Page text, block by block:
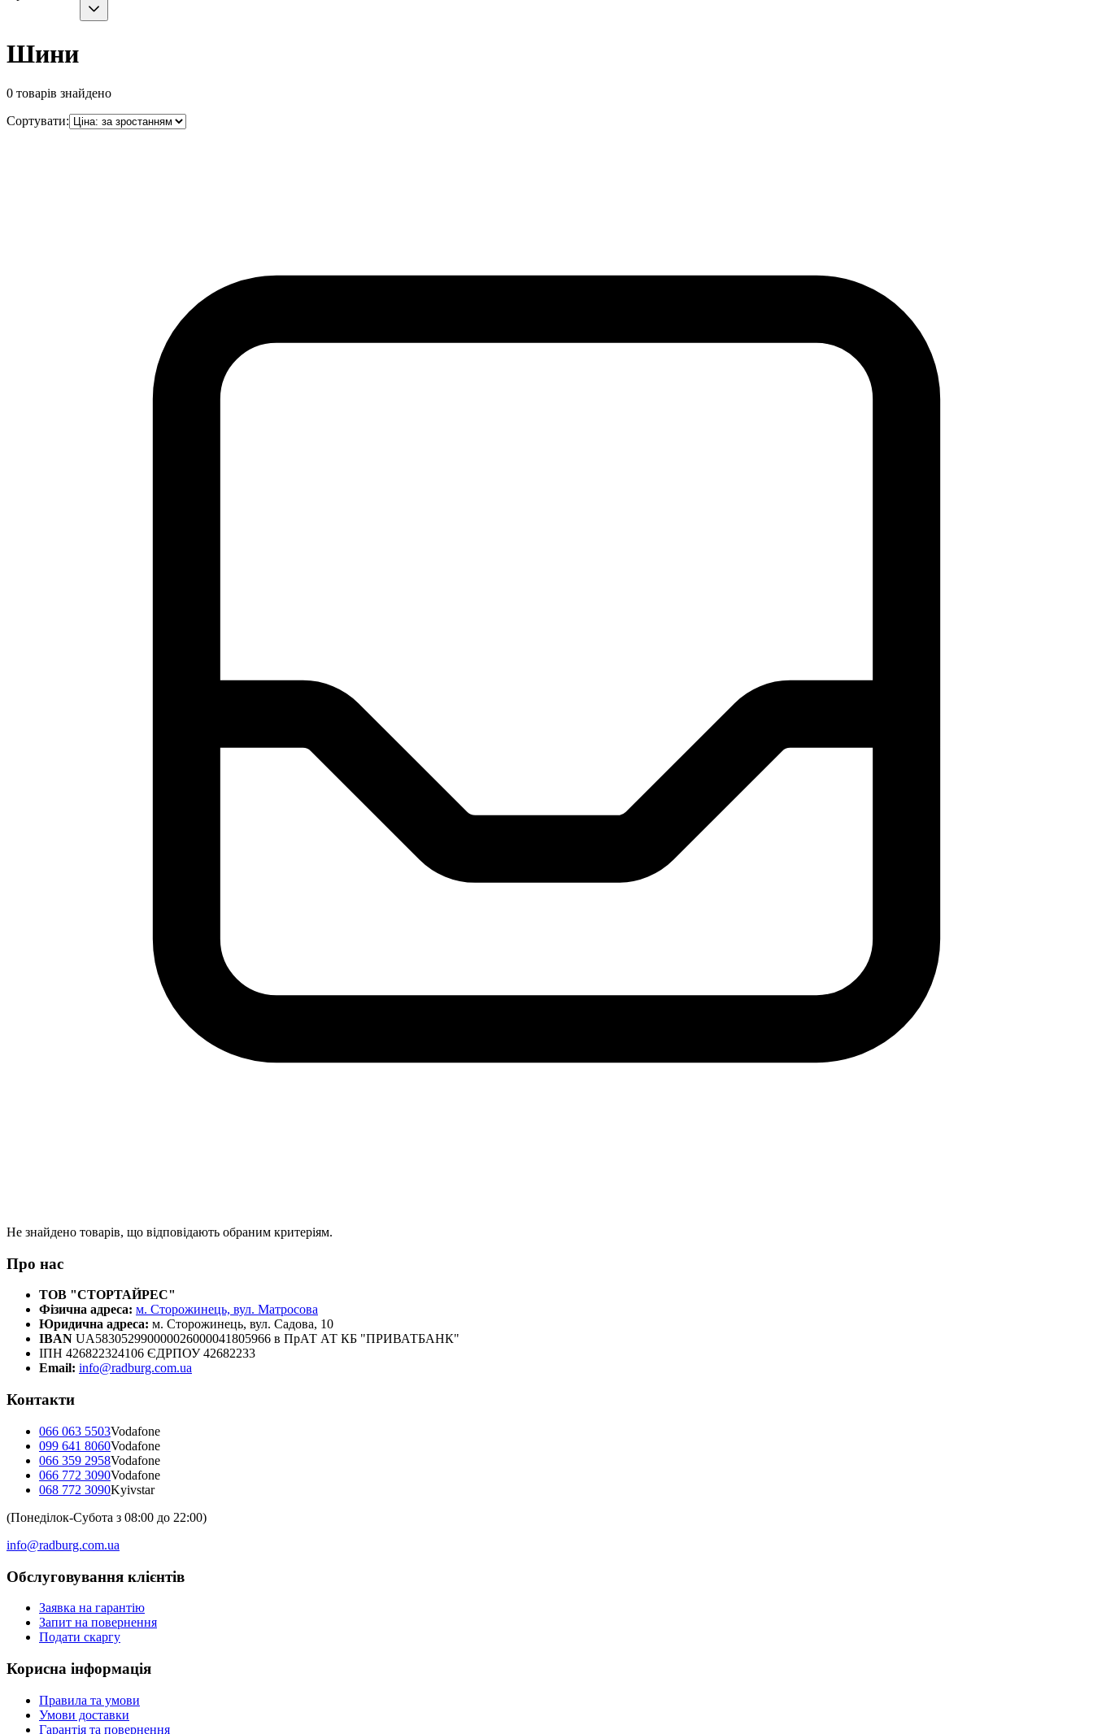
Шини
0 товарів знайдено
Сортувати:
Не знайдено товарів, що відповідають обраним критеріям.
Про нас
ТОВ "СТОРТАЙРЕС"
Фізична адреса: м. Сторожинець, вул. Матросова
Юридична адреса: м. Сторожинець, вул. Садова, 10
IBAN UA583052990000026000041805966 в ПрАТ АТ КБ "ПРИВАТБАНК"
ІПН 426822324106 ЄДРПОУ 42682233
Email: info@radburg.com.ua
Контакти
066 063 5503Vodafone
099 641 8060Vodafone
066 359 2958Vodafone
066 772 3090Vodafone
068 772 3090Kyivstar
(Понеділок-Субота з 08:00 до 22:00)
info@radburg.com.ua
Обслуговування клієнтів
Заявка на гарантію
Запит на повернення
Подати скаргу
Корисна інформація
Правила та умови
Умови доставки
Гарантія та повернення